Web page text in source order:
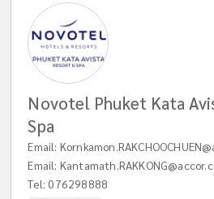
Novotel Phuket Kata
Spa
Email:
Email:
Tel:076298888